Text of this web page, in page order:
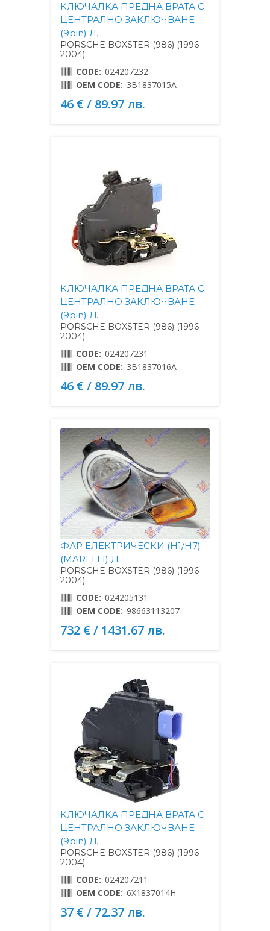
КЛЮЧАЛКА ПРЕДНА ВРАТА С
ЦЕНТРАЛНО ЗАКЛЮЧВАНЕ
(9pin) Л.
PORSCHE BOXSTER (986) (1996 -
2004)
CODE: 024207232
OEM CODE: 3B1837015A
46 € / 89.97 лв.
КЛЮЧАЛКА ПРЕДНА ВРАТА С
ЦЕНТРАЛНО ЗАКЛЮЧВАНЕ
(9pin) Д.
PORSCHE BOXSTER (986) (1996 -
2004)
CODE: 024207231
OEM CODE: 3B1837016A
46 € / 89.97 лв.
ФАР ЕЛЕКТРИЧЕСКИ (H1/H7)
(MARELLI) Д.
PORSCHE BOXSTER (986) (1996 -
2004)
CODE: 024205131
OEM CODE: 98663113207
732 € / 1431.67 лв.
КЛЮЧАЛКА ПРЕДНА ВРАТА С
ЦЕНТРАЛНО ЗАКЛЮЧВАНЕ
(9pin) Д.
PORSCHE BOXSTER (986) (1996 -
2004)
CODE: 024207211
OEM CODE: 6X1837014H
37 € / 72.37 лв.